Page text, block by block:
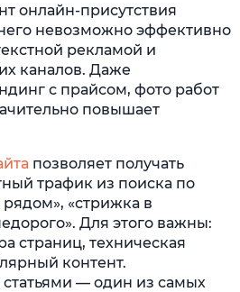
онлайн-присутствия
невозможно эффективно
рекламой и
каналов. Даже
с прайсом, фото работ
повышает
позволяет получать
трафик из поиска по
«стрижка в
Для этого важны:
страниц, техническая
контент.
— один из самых